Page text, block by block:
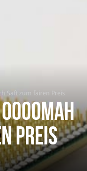
Saft zum fairen Preis
Preis